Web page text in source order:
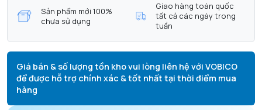
Sản phẩm mới 100%
chưa sử dụng
Giao hàng toàn quốc
tất cả các ngày trong
tuần
Giá bán & số lượng tồn kho vui lòng liên hệ với VOBICO
để được hỗ trợ chính xác & tốt nhất tại thời điểm mua
hàng